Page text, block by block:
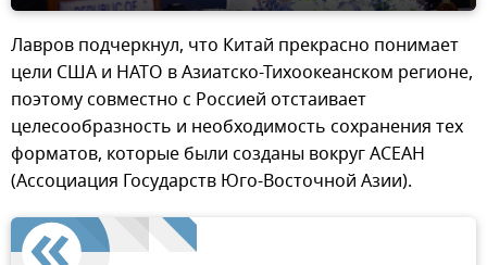
Лавров подчеркнул, что Китай прекрасно понимает
цели США и НАТО в Азиатско-Тихоокеанском регионе,
поэтому совместно с Россией отстаивает
целесообразность и необходимость сохранения тех
форматов, которые были созданы вокруг АСЕАН
(Ассоциация Государств Юго-Восточной Азии).